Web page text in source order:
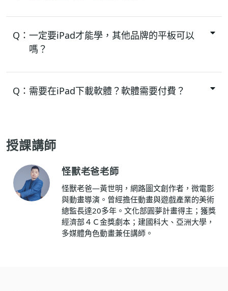
Q： 一定要iPad才能學，其他品牌的平板可以
嗎？
Q： 需要在iPad下載軟體？軟體需要付費？
授課講師
怪獸老爸老師
怪獸老爸—黃世明，網路圖文創作者，微電影
與動畫導演。曾經擔任動畫與遊戲產業的美術
總監長達20多年。文化部圓夢計畫得主；獲獎
經濟部４Ｃ金獎劇本；建國科大、亞洲大學，
多媒體角色動畫兼任講師。